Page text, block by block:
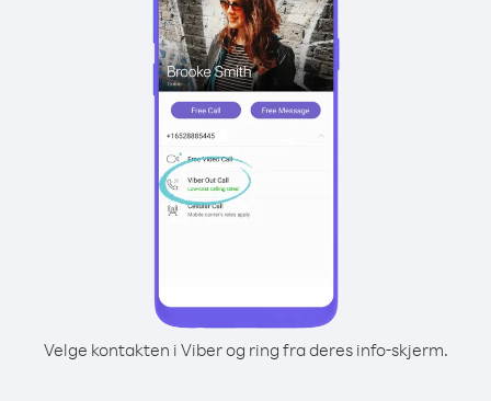
Velge kontakten i Viber og ring fra deres info-skjerm.